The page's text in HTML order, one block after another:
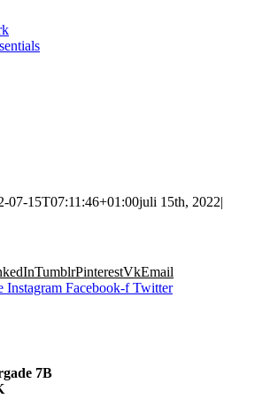
07-15T07:11:46+01:00juli 15th, 2022|
TumblrPinterestVkEmail
Instagram Facebook-f Twitter
7B